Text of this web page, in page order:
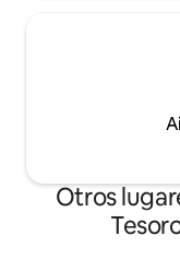
buscan amplitud,
una ubicación
✨ Apartamento
cuidadosamente
comodidad.
Otros